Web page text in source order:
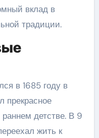
вклад в
традиции.
в 1685 году в
прекрасное
детстве. В 9
жить к